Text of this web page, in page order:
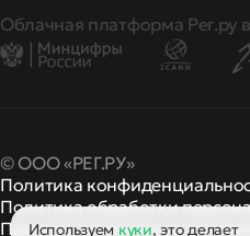
Облачная платформа Рег.ру
© ООО «РЕГ.РУ»
Политика
Политика обработки
Правила применения
Используем куки, это делает